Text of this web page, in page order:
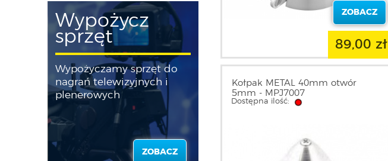
Wypożycz
sprzęt
Wypożyczamy sprzęt do
nagrań telewizyjnych i
plenerowych
ZOBACZ
ZOBACZ
89,00 zł
Kołpak METAL 40mm otwór
5mm - MPJ7007
Dostępna ilość: